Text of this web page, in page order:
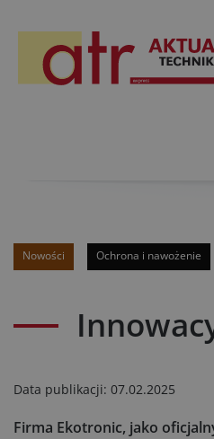
Nowości Ochrona i nawożenie
Data publikacji: 07.02.2025
Firma Ekotronic, jako